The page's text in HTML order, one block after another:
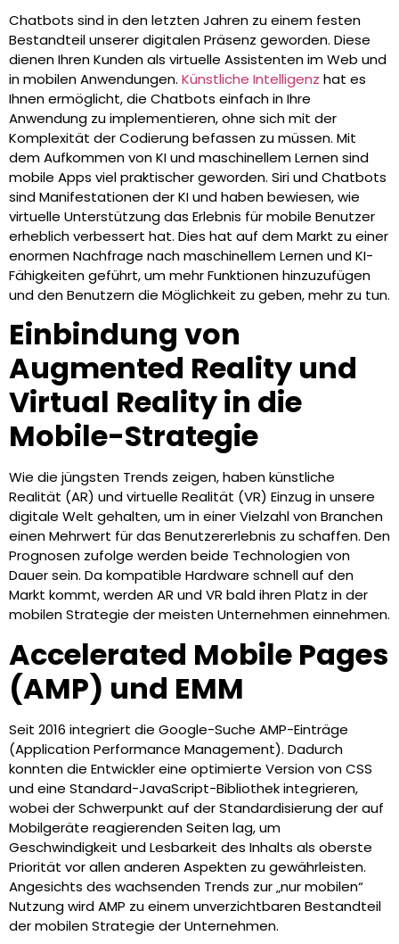
Chatbots sind in den letzten Jahren zu einem festen
Bestandteil unserer digitalen Präsenz geworden. Diese
dienen Ihren Kunden als virtuelle Assistenten im Web und
in mobilen Anwendungen. Künstliche Intelligenz hat es
Ihnen ermöglicht, die Chatbots einfach in Ihre
Anwendung zu implementieren, ohne sich mit der
Komplexität der Codierung befassen zu müssen. Mit
dem Aufkommen von KI und maschinellem Lernen sind
mobile Apps viel praktischer geworden. Siri und Chatbots
sind Manifestationen der KI und haben bewiesen, wie
virtuelle Unterstützung das Erlebnis für mobile Benutzer
erheblich verbessert hat. Dies hat auf dem Markt zu einer
enormen Nachfrage nach maschinellem Lernen und KI-
Fähigkeiten geführt, um mehr Funktionen hinzuzufügen
und den Benutzern die Möglichkeit zu geben, mehr zu tun.
Einbindung von
Augmented Reality und
Virtual Reality in die
Mobile-Strategie
Wie die jüngsten Trends zeigen, haben künstliche
Realität (AR) und virtuelle Realität (VR) Einzug in unsere
digitale Welt gehalten, um in einer Vielzahl von Branchen
einen Mehrwert für das Benutzererlebnis zu schaffen. Den
Prognosen zufolge werden beide Technologien von
Dauer sein. Da kompatible Hardware schnell auf den
Markt kommt, werden AR und VR bald ihren Platz in der
mobilen Strategie der meisten Unternehmen einnehmen.
Accelerated Mobile Pages
(AMP) und EMM
Seit 2016 integriert die Google-Suche AMP-Einträge
(Application Performance Management). Dadurch
konnten die Entwickler eine optimierte Version von CSS
und eine Standard-JavaScript-Bibliothek integrieren,
wobei der Schwerpunkt auf der Standardisierung der auf
Mobilgeräte reagierenden Seiten lag, um
Geschwindigkeit und Lesbarkeit des Inhalts als oberste
Priorität vor allen anderen Aspekten zu gewährleisten.
Angesichts des wachsenden Trends zur „nur mobilen“
Nutzung wird AMP zu einem unverzichtbaren Bestandteil
der mobilen Strategie der Unternehmen.